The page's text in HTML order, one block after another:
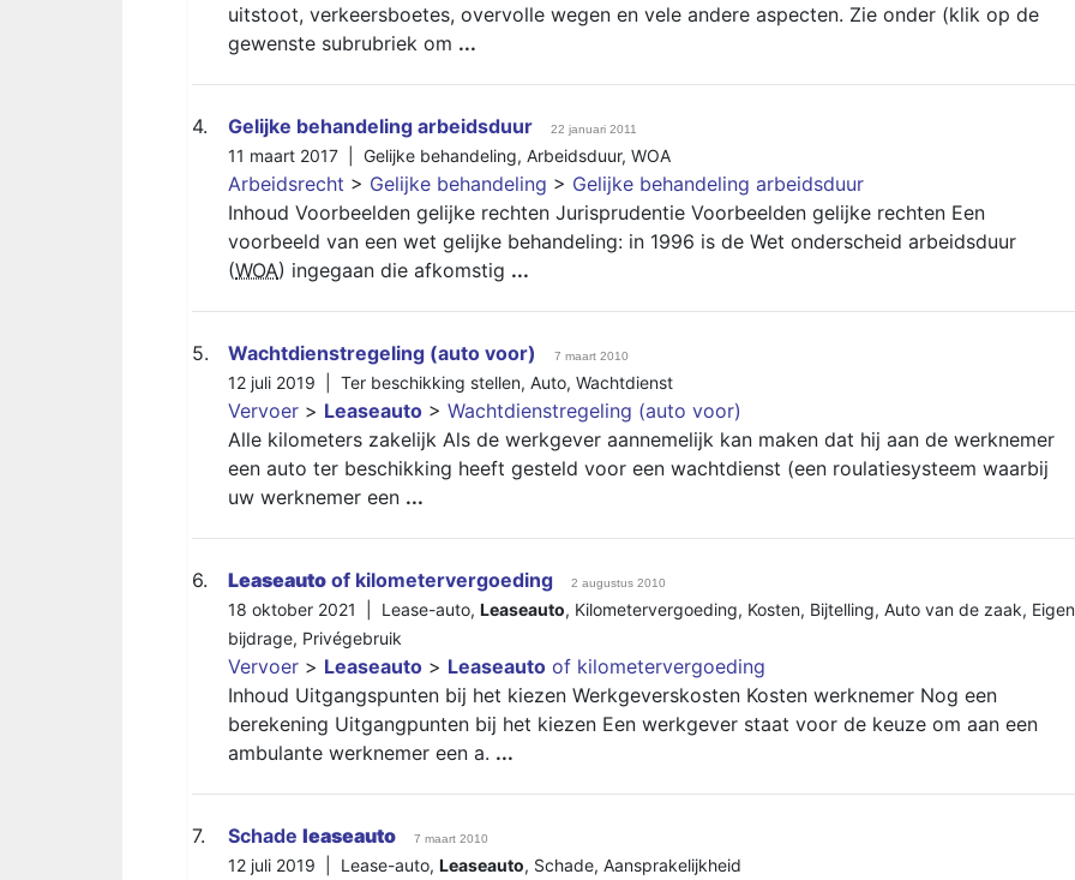
uitstoot, verkeersboetes, overvolle wegen en vele andere aspecten. Zie onder (klik op de
gewenste subrubriek om ...
4. Gelijke behandeling arbeidsduur 22 januari 2011
11 maart 2017 | Gelijke behandeling, Arbeidsduur, WOA
Arbeidsrecht > Gelijke behandeling > Gelijke behandeling arbeidsduur
Inhoud Voorbeelden gelijke rechten Jurisprudentie Voorbeelden gelijke rechten Een
voorbeeld van een wet gelijke behandeling: in 1996 is de Wet onderscheid arbeidsduur
(WOA) ingegaan die afkomstig ...
5. Wachtdienstregeling (auto voor) 7 maart 2010
12 juli 2019 | Ter beschikking stellen, Auto, Wachtdienst
Vervoer > Leaseauto > Wachtdienstregeling (auto voor)
Alle kilometers zakelijk Als de werkgever aannemelijk kan maken dat hij aan de werknemer
een auto ter beschikking heeft gesteld voor een wachtdienst (een roulatiesysteem waarbij
uw werknemer een ...
6. Leaseauto of kilometervergoeding 2 augustus 2010
18 oktober 2021 | Lease-auto, Leaseauto, Kilometervergoeding, Kosten, Bijtelling, Auto van de zaak, Eigen
bijdrage, Privégebruik
Vervoer > Leaseauto > Leaseauto of kilometervergoeding
Inhoud Uitgangspunten bij het kiezen Werkgeverskosten Kosten werknemer Nog een
berekening Uitgangpunten bij het kiezen Een werkgever staat voor de keuze om aan een
ambulante werknemer een a. ...
7. Schade leaseauto 7 maart 2010
12 juli 2019 | Lease-auto, Leaseauto, Schade, Aansprakelijkheid